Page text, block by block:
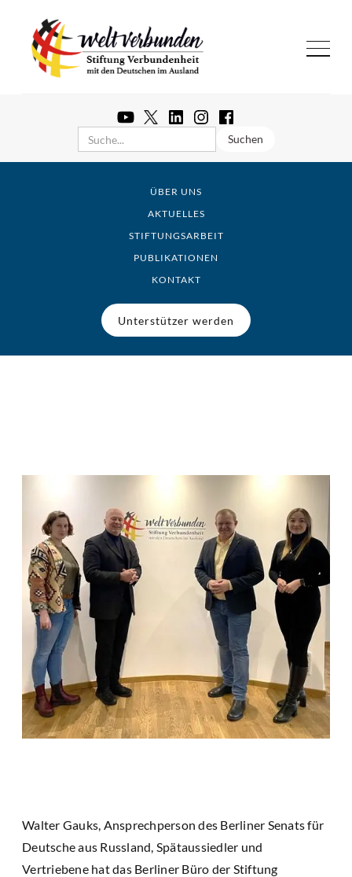
ÜBER UNS
AKTUELLES
STIFTUNGSARBEIT
PUBLIKATIONEN
KONTAKT
Unterstützer werden
Walter Gauks, Ansprechperson des Berliner Senats für
Deutsche aus Russland, Spätaussiedler und
Vertriebene hat das Berliner Büro der Stiftung